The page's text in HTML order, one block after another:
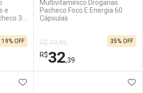
Ativar Desconto
Comprar sem Desconto
Por R$ 135,99/cada
Comprar sem Desconto
Por R$ 135,99/cada
e
30
19% OFF
Multivitamínico Drogarias
Pacheco Foco E Energia 60
Cápsulas
R$ 49,99
R$32,39
35% OFF
ADICIONAR AOS FAVORITOS